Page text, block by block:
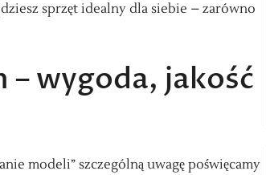
sprzęt idealny dla siebie – zarówno
– wygoda, jakość
modeli” szczególną uwagę poświęcamy